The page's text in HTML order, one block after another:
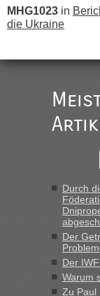
MHG1023 in
die Ukraine
Ist korrekt, aber
darauf hinweisen
War aber nicht
buchbar - warum
Hab´s versucht -
Strecke fahren
in
die Ukraine
„Man sollte aber
Durch
Der
Der
Warum
Zu Paul